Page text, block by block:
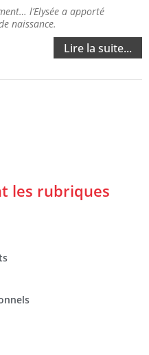
l’Elysée a apporté
naissance.
Lire la suite...
les rubriques